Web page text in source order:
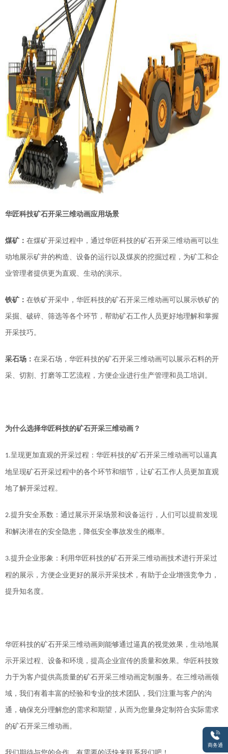
华匠科技矿石开采三维动画应用场景
煤矿： 在煤矿开采过程中，通过华匠科技的矿石开采三维动画可以生
动地展示矿井的构造、设备的运行以及煤炭的挖掘过程，为矿工和企
业管理者提供更为直观、生动的演示。
铁矿： 在铁矿开采中， 华匠科技的矿石开采三维动画可以 展示铁矿的
采掘、破碎、筛选等各个环节，帮助矿石工作人员更好地理解和掌握
开采技巧。
采石场： 在采石场， 华匠科技的矿石开采三维动画可以 展示石料的开
采、切割、打磨等工艺流程，方便企业进行生产管理和员工培训。
为什么选择华匠科技的矿石开采三维动画 ？
1.呈现更加直观的开采过程： 华匠科技的矿石开采三维动画可以逼真
地呈现矿石开采过程中的各个环节和细节，让矿石工作人员更加直观
地了解开采过程。
2.提升安全系数：通过 展示开采场景和设备运行， 人们可以提前发现
和解决潜在的安全隐患，降低安全事故发生的概率。
3.提升企业形象 ：利用华匠科技的矿石开采三维动画技术进行开采过
程的 展示 ， 方便企业更好的展示开采技术，有助于企业增强竞争力，
提升知名度。
华匠科技的矿石开采三维动画则能够通过逼真的视觉效果，生动地展
示开采过程、设备和环境，提高企业宣传的质量和效果 。 华匠科技致
力于为客户提供高质量的矿石开采三维动画定制服务。在三维动画领
域，我们有着丰富的经验和专业的技术团队 ， 我们注重与客户的沟
通，确保充分理解您的需求和期望，从而为您量身定制符合实际需求
的矿石开采三维动画 。
商务通